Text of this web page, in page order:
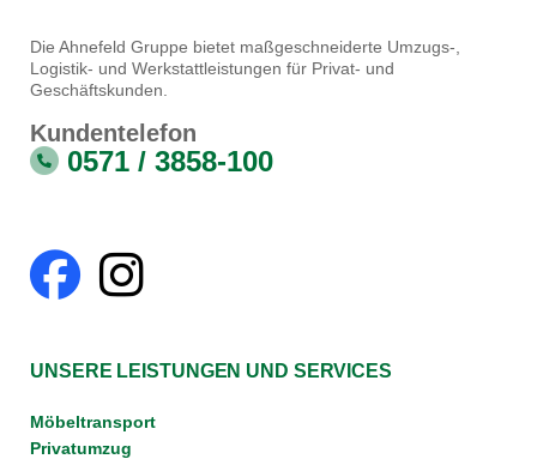
Die Ahnefeld Gruppe bietet maßgeschneiderte Umzugs-,
Logistik- und Werkstattleistungen für Privat- und
Geschäftskunden.
Kundentelefon
0571 / 3858-100
UNSERE LEISTUNGEN UND SERVICES
Möbeltransport
Privatumzug